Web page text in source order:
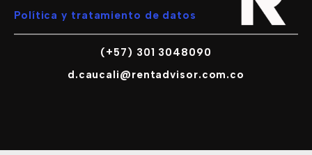
Política y tratamiento de datos
(+57) 301 3048090
d.caucali@rentadvisor.com.co